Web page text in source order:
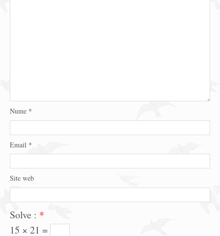
Nume *
Email *
Site web
Solve : *
15 × 21 =